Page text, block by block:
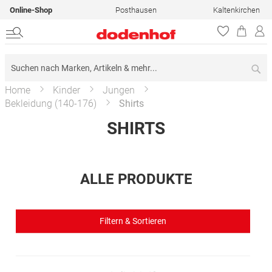
Online-Shop Posthausen Kaltenkirchen
Home Kinder
Jungen
Bekleidung (140-176)
Shirts
SHIRTS
ALLE PRODUKTE
Filtern & Sortieren